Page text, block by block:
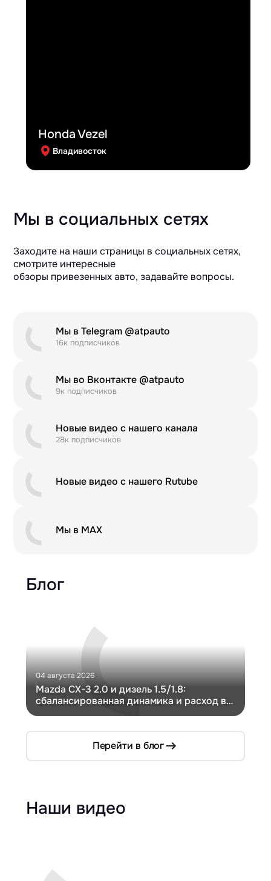
Honda Vezel
Владивосток
Мы в социальных сетях
Заходите на наши страницы в социальных сетях,
смотрите интересные
обзоры привезенных авто, задавайте вопросы.
Мы в Telegram @atpauto
16к подписчиков
Мы во Вконтакте @atpauto
9к подписчиков
Новые видео с нашего канала
28к подписчиков
Новые видео с нашего Rutube
Мы в MAX
Блог
04 августа 2026
Mazda CX-3 2.0 и дизель 1.5/1.8:
сбалансированная динамика и расход в
Перейти в блог
Наши видео